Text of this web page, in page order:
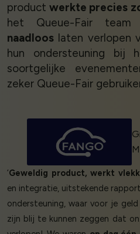
productwerkte precies
het Queue-Fair
naadloos laten verlopen
hun ondersteuning bij
soortgelijke
zeker Queue-Fair
‘Geweldig product, werkt
en integratie, uitstekende
ondersteuning, waar voor je
zijn blij te kunnen zeggen dat